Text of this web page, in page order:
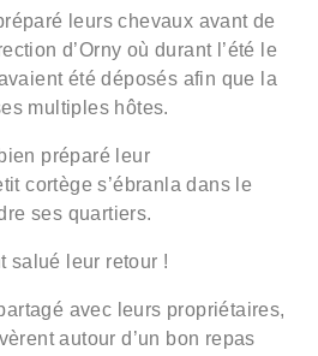
leurs chevaux avant de
d’Orny où durant l’été le
été déposés afin que la
multiples hôtes.
préparé leur
cortège s’ébranla dans le
ses quartiers.
salué leur retour !
avec leurs propriétaires,
autour d’un bon repas